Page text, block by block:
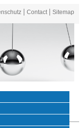
Contact Sitemap